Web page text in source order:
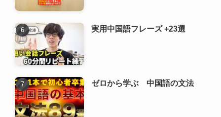
実用中国語フレーズ +23選
ゼロから学ぶ 中国語の文法